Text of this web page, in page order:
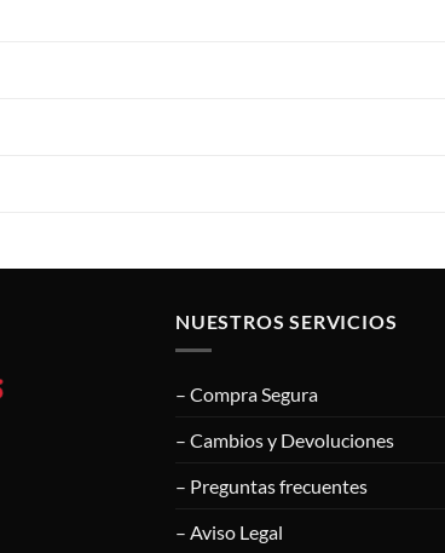
NUESTROS SERVICIOS
– Compra Segura
– Cambios y Devoluciones
– Preguntas frecuentes
– Aviso Legal